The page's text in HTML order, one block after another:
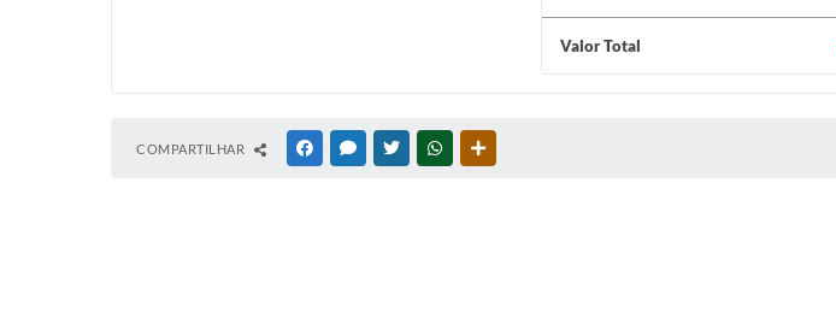
Valor Total
COMPARTILHAR FACEBOOKMESSENGER
TWITTERWHATSAPP